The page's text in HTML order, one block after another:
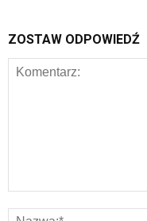
ZOSTAW ODPOWIEDŹ